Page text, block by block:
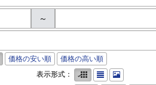
～
価格の安い順
価格の高い順
表示形式：